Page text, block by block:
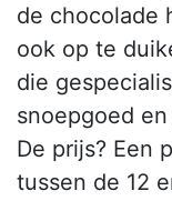
de chocolade
ook op te
die
snoepgoed
De prijs? Een
tussen de 12